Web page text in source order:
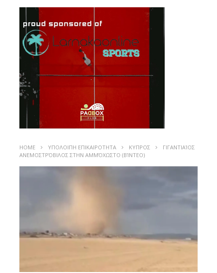
HOME ΥΠΟΛΟΙΠΗ ΕΠΙΚΑΙΡΟΤΗΤΑ ΚΥΠΡΟΣ
ΓΙΓΑΝΤΙΑΊΟΣ
ΑΝΕΜΟΣΤΡΌΒΙΛΟΣ ΣΤΗΝ ΑΜΜΌΧΩΣΤΟ (ΒΊΝΤΕΟ)